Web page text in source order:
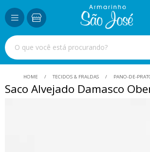
HOME TECIDOS & FRALDAS PANO-DE-
Saco Alvejado Damasco